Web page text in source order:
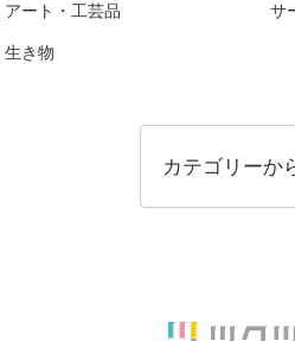
アート・工芸品 サ
生き物
カテゴリーか